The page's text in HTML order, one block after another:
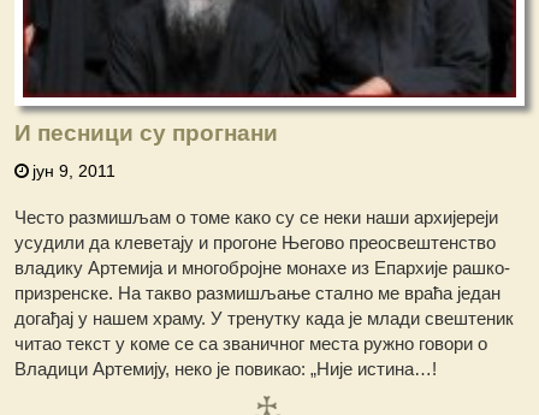
И песници су прогнани
јун 9, 2011
Често размишљам о томе како су се неки наши архијереји
усудили да клеветају и прогоне Његово преосвештенство
владику Артемија и многобројне монахе из Епархије рашко-
призренске. На такво размишљање стално ме враћа један
догађај у нашем храму. У тренутку када је млади свештеник
читао текст у коме се са званичног места ружно говори о
Владици Артемију, неко је повикао: „Није истина…!